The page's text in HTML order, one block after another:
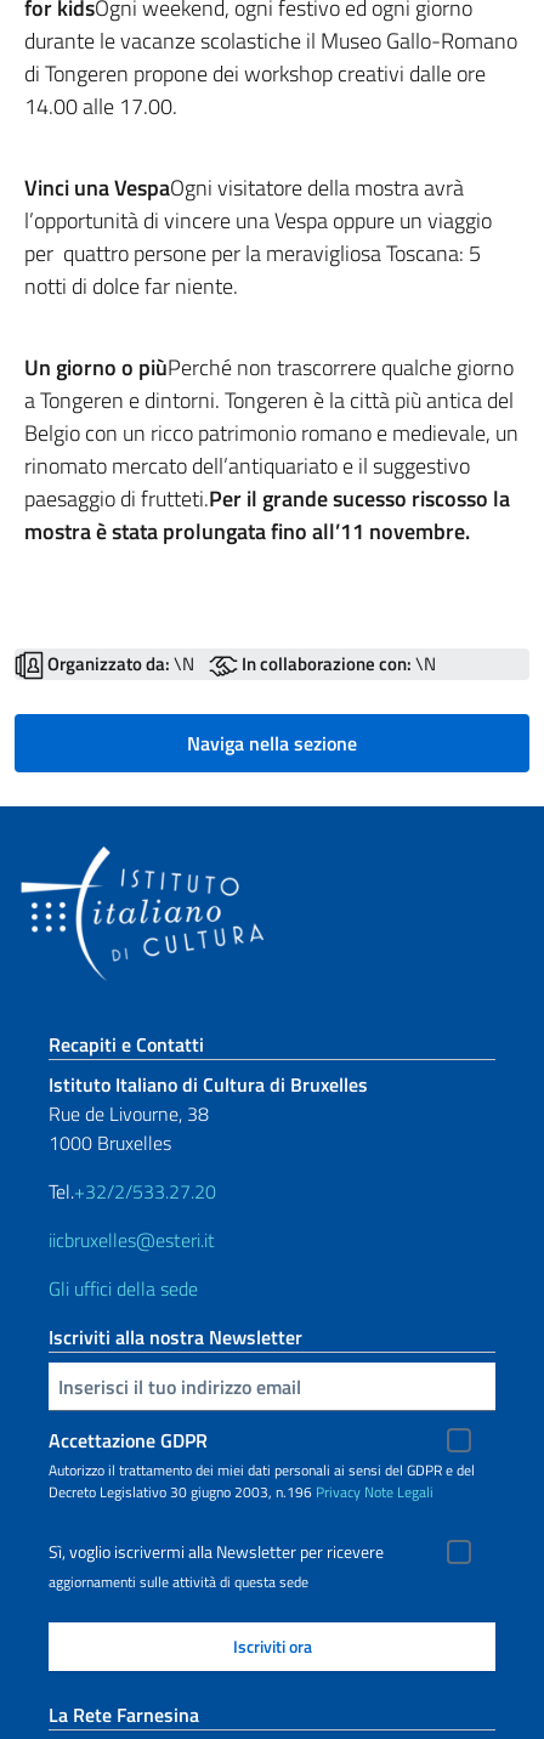
for kidsOgni weekend, ogni festivo ed ogni giorno
durante le vacanze scolastiche il Museo Gallo-Romano
di Tongeren propone dei workshop creativi dalle ore
14.00 alle 17.00.
Vinci una VespaOgni visitatore della mostra avrà
l’opportunità di vincere una Vespa oppure un viaggio
per quattro persone per la meravigliosa Toscana: 5
notti di dolce far niente.
Un giorno o piùPerché non trascorrere qualche giorno
a Tongeren e dintorni. Tongeren è la città più antica del
Belgio con un ricco patrimonio romano e medievale, un
rinomato mercato dell’antiquariato e il suggestivo
paesaggio di frutteti.Per il grande sucesso riscosso la
mostra è stata prolungata fino all’11 novembre.
Organizzato da:\N In collaborazione con:\N
Naviga nella sezione
Sezione footer
Recapiti e Contatti
Istituto Italiano di Cultura di Bruxelles
Rue de Livourne, 38
1000 Bruxelles
Tel.+32/2/533.27.20
iicbruxelles@esteri.it
Gli uffici della sede
Iscriviti alla nostra Newsletter
Inserisci la tua email
Accettazione GDPR
Autorizzo il trattamento dei miei dati personali ai sensi del GDPR e del
Decreto Legislativo 30 giugno 2003, n.196 Privacy Note Legali
Sì, voglio iscrivermi alla Newsletter per ricevere
aggiornamenti sulle attività di questa sede
La Rete Farnesina